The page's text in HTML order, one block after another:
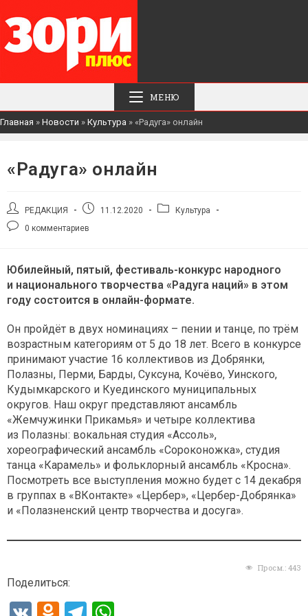
МЕНЮ
Главная » Новости » Культура » «Радуга» онлайн
«Радуга» онлайн
Автор
записи:
РЕДАКЦИЯ
Запись11.12.2020
РубрикаКультура
Комментарии
0 комментариев
Юбилейный, пятый, фестиваль-конкурс народного
и национального творчества «Радуга наций» в этом
году состоится в онлайн-формате.
Он пройдёт в двух номинациях – пении и танце, по трём
возрастным категориям от 5 до 18 лет. Всего в конкурсе
принимают участие 16 коллективов из Добрянки,
Полазны, Перми, Барды, Суксуна, Кочёво, Уинского,
Кудымкарского и Куединского муниципальных
округов. Наш округ представляют ансамбль
«Жемчужинки Прикамья» и четыре коллектива
из Полазны: вокальная студия «Ассоль»,
хореографический ансамбль «Сороконожка», студия
танца «Карамель» и фольклорный ансамбль «Кросна».
Посмотреть все выступления можно будет с 14 декабря
в группах в «ВКонтакте» «Цербер», «Цербер-Добрянка»
и «Полазненский центр творчества и досуга».
Просм.: 443
Поделиться: